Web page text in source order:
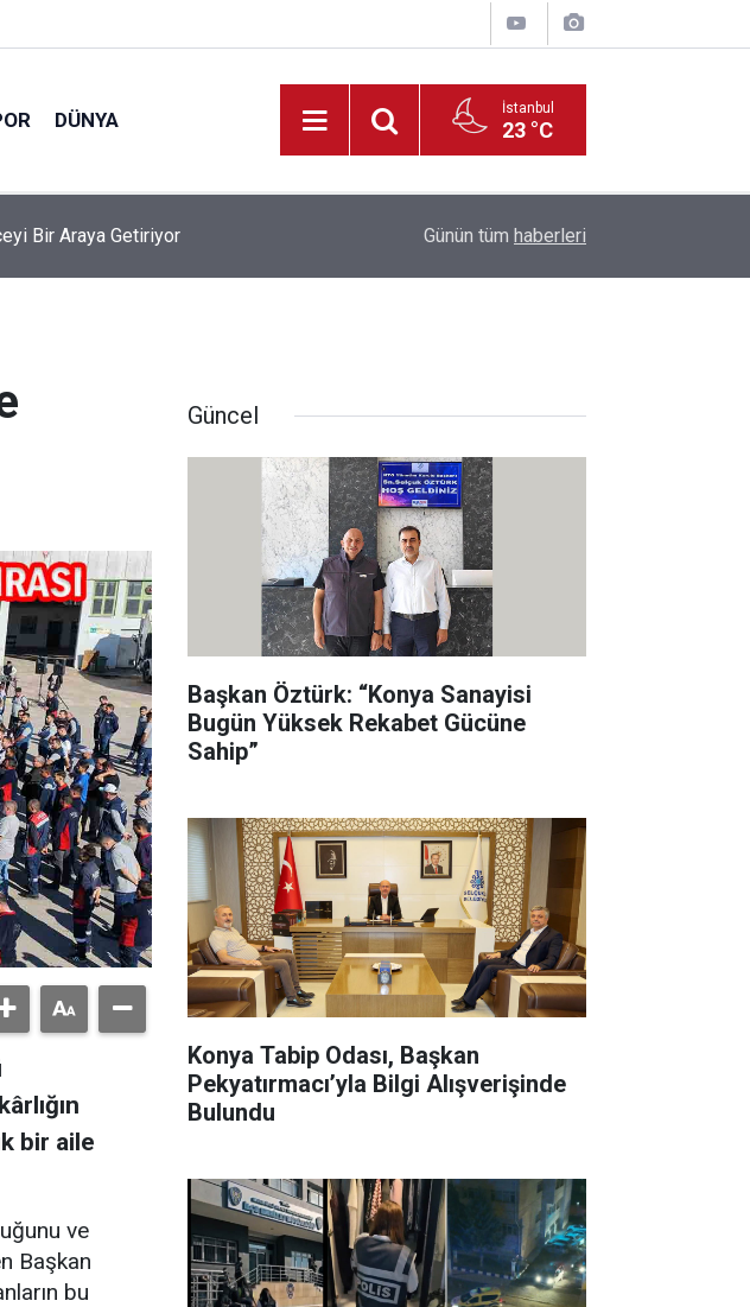
DÜNYA İstanbul
23 °C
Gücüne Sahip” HAYAT 112 Acil Kamu Spotu Yayında!
Günün tüm haberleri
bir aile
ve
Başkan
bu
Güncel
Başkan Öztürk: “Konya Sanayisi
Bugün Yüksek Rekabet Gücüne
Sahip”
Konya Tabip Odası, Başkan
Pekyatırmacı’yla Bilgi Alışverişinde
Bulundu